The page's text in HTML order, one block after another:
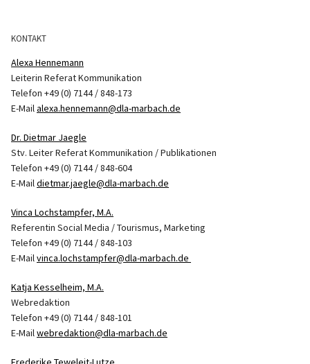
KONTAKT
Alexa Hennemann
Leiterin Referat Kommunikation
Telefon +49 (0) 7144 / 848-173
E-Mailalexa.hennemann@dla-marbach.de
Dr. Dietmar Jaegle
Stv. Leiter Referat Kommunikation / Publikationen
Telefon +49 (0) 7144 / 848-604
E-Maildietmar.jaegle@dla-marbach.de
Vinca Lochstampfer, M.A.
Referentin Social Media / Tourismus, Marketing
Telefon +49 (0) 7144 / 848-103
E-Mailvinca.lochstampfer@dla-marbach.de
Katja Kesselheim, M.A.
Webredaktion
Telefon +49 (0) 7144 / 848-101
E-Mailwebredaktion@dla-marbach.de